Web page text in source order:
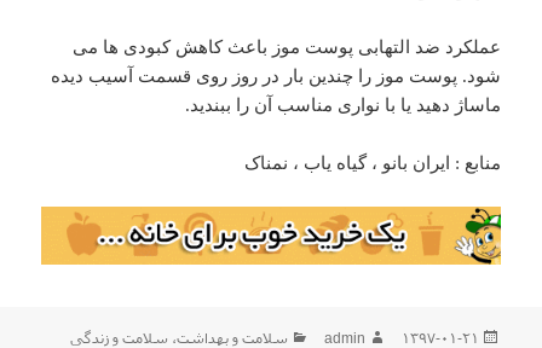
عملکرد ضد التهابی پوست موز باعث کاهش کبودی ها می
شود. پوست موز را چندین بار در روز روی قسمت آسیب دیده
ماساژ دهید یا با نواری مناسب آن را ببندید.
منابع : ایران بانو ، گیاه یاب ، نمناک
ارسال
۱۳۹۷-۰۱-۲۱ نویسنده
admin دسته‌ها
سلامت و بهداشت، سلامت و زندگی